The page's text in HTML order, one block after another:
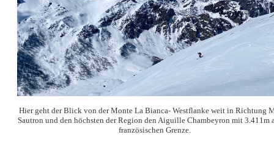
Hier geht der Blick von der Monte La Bianca- Westflanke weit in Richtung
Sautron und den höchsten der Region den Aiguille Chambeyron mit 3.411m
französischen Grenze.